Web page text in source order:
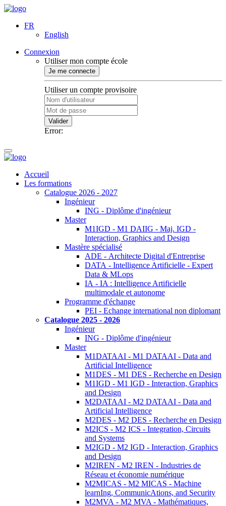
FR
English
Connexion
Utiliser mon compte école
Je me connecte
Utiliser un compte provisoire
Valider
Error:
Accueil
Les formations
Catalogue 2026 - 2027
Ingénieur
ING - Diplôme d'ingénieur
Master
M1IGD - M1 DAIIG - Maj. IGD -
Interaction, Graphics and Design
Mastère spécialisé
ADE - Architecte Digital d'Entreprise
DATA - Intelligence Artificielle - Expert
Data & MLops
IA - IA : Intelligence Artificielle
multimodale et autonome
Programme d'échange
PEI - Echange international non diplomant
Catalogue 2025 - 2026
Ingénieur
ING - Diplôme d'ingénieur
Master
M1DATAAI - M1 DATAAI - Data and
Artificial Intelligence
M1DES - M1 DES - Recherche en Design
M1IGD - M1 IGD - Interaction, Graphics
and Design
M2DATAAI - M2 DATAAI - Data and
Artificial Intelligence
M2DES - M2 DES - Recherche en Design
M2ICS - M2 ICS - Integration, Circuits
and Systems
M2IGD - M2 IGD - Interaction, Graphics
and Design
M2IREN - M2 IREN - Industries de
Réseau et économie numérique
M2MICAS - M2 MICAS - Machine
learnIng, CommunicAtions, and Security
M2MVA - M2 MVA - Mathématiques,